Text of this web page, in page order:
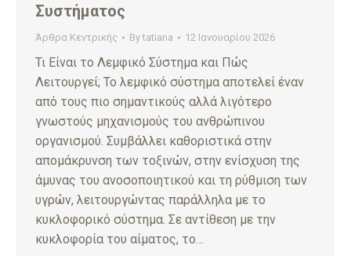
Συστήματος
Άρθρα Κεντρικής Bytatiana 12 Ιανουαρίου 2026
Τι Είναι το Λεμφικό Σύστημα και Πώς
Λειτουργεί; Το λεμφικό σύστημα αποτελεί έναν
από τους πιο σημαντικούς αλλά λιγότερο
γνωστούς μηχανισμούς του ανθρώπινου
οργανισμού. Συμβάλλει καθοριστικά στην
απομάκρυνση των τοξινών, στην ενίσχυση της
άμυνας του ανοσοποιητικού και τη ρύθμιση των
υγρών, λειτουργώντας παράλληλα με το
κυκλοφορικό σύστημα. Σε αντίθεση με την
κυκλοφορία του αίματος, το…